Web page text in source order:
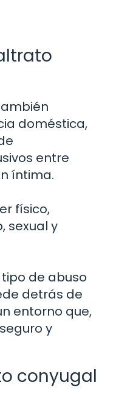
doméstica,
entre
íntima.
físico,
sexual y
de abuso
detrás de
entorno que,
y
conyugal